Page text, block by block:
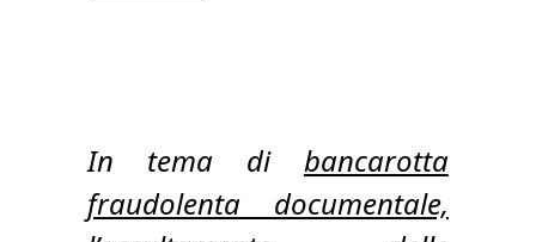
In tema di bancarotta
fraudolenta documentale,